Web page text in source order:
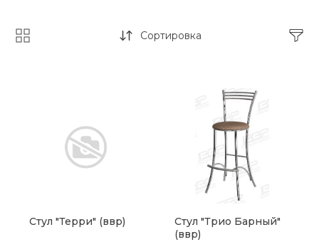
Сортировка
Стул "Терри" (ввр)
Стул "Трио Барный"
(ввр)